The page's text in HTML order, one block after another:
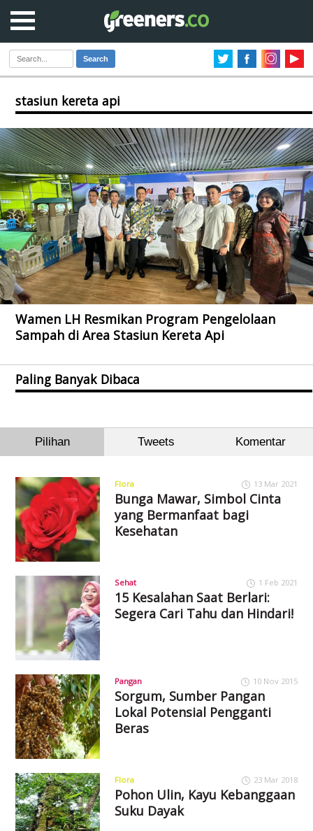
Search
stasiun kereta api
Wamen LH Resmikan Program Pengelolaan
Sampah di Area Stasiun Kereta Api
Paling Banyak Dibaca
Pilihan Tweets Komentar
Flora 13 Mar 2021
Bunga Mawar, Simbol Cinta
yang Bermanfaat bagi
Kesehatan
Sehat 1 Feb 2021
15 Kesalahan Saat Berlari:
Segera Cari Tahu dan Hindari!
Pangan 10 Nov 2015
Sorgum, Sumber Pangan
Lokal Potensial Pengganti
Beras
Flora 23 Mar 2018
Pohon Ulin, Kayu Kebanggaan
Suku Dayak